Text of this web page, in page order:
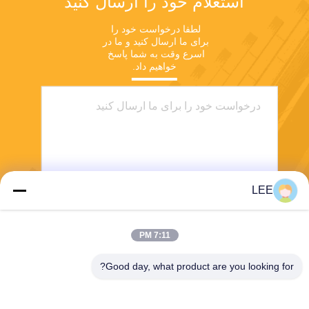
خواهیم داد.
LEE
7:11 PM
Good day, what product are you looking for?